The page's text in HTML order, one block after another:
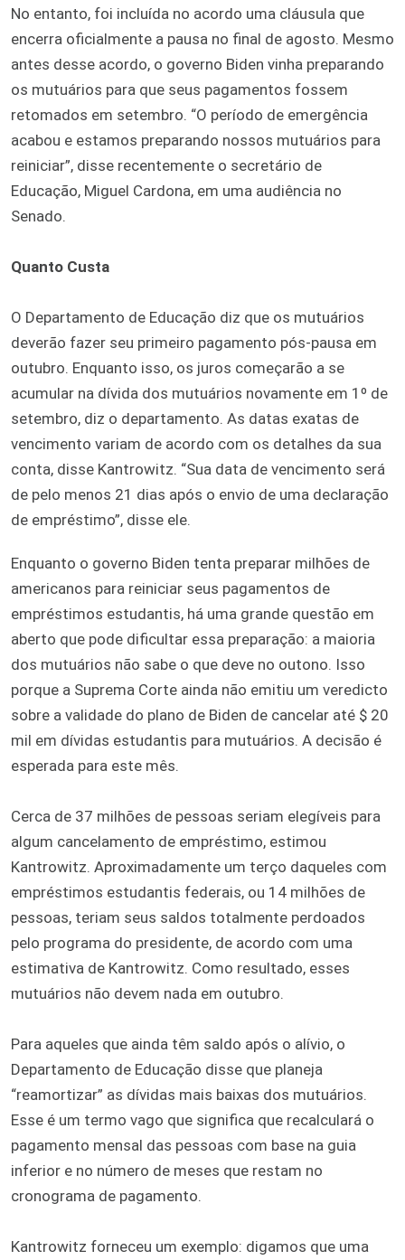
No entanto, foi incluída no acordo uma cláusula que
encerra oficialmente a pausa no final de agosto. Mesmo
antes desse acordo, o governo Biden vinha preparando
os mutuários para que seus pagamentos fossem
retomados em setembro. “O período de emergência
acabou e estamos preparando nossos mutuários para
reiniciar”, disse recentemente o secretário de
Educação, Miguel Cardona, em uma audiência no
Senado.
Quanto Custa
O Departamento de Educação diz que os mutuários
deverão fazer seu primeiro pagamento pós-pausa em
outubro. Enquanto isso, os juros começarão a se
acumular na dívida dos mutuários novamente em 1º de
setembro, diz o departamento. As datas exatas de
vencimento variam de acordo com os detalhes da sua
conta, disse Kantrowitz. “Sua data de vencimento será
de pelo menos 21 dias após o envio de uma declaração
de empréstimo”, disse ele.
Enquanto o governo Biden tenta preparar milhões de
americanos para reiniciar seus pagamentos de
empréstimos estudantis, há uma grande questão em
aberto que pode dificultar essa preparação: a maioria
dos mutuários não sabe o que deve no outono. Isso
porque a Suprema Corte ainda não emitiu um veredicto
sobre a validade do plano de Biden de cancelar até $ 20
mil em dívidas estudantis para mutuários. A decisão é
esperada para este mês.
Cerca de 37 milhões de pessoas seriam elegíveis para
algum cancelamento de empréstimo, estimou
Kantrowitz. Aproximadamente um terço daqueles com
empréstimos estudantis federais, ou 14 milhões de
pessoas, teriam seus saldos totalmente perdoados
pelo programa do presidente, de acordo com uma
estimativa de Kantrowitz. Como resultado, esses
mutuários não devem nada em outubro.
Para aqueles que ainda têm saldo após o alívio, o
Departamento de Educação disse que planeja
“reamortizar” as dívidas mais baixas dos mutuários.
Esse é um termo vago que significa que recalculará o
pagamento mensal das pessoas com base na guia
inferior e no número de meses que restam no
cronograma de pagamento.
Kantrowitz forneceu um exemplo: digamos que uma